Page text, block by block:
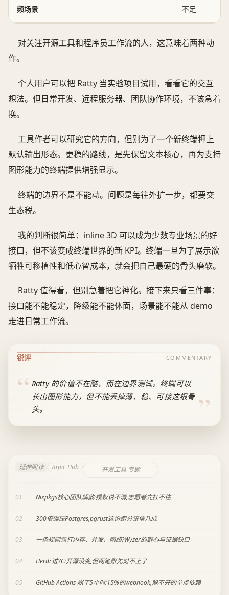
频场景
不足
对关注开源工具和程序员工作流的人，这意味着两种动
作。
个人用户可以把 Ratty 当实验项目试用，看看它的交互
想法。但日常开发、远程服务器、团队协作环境，不该急着
换。
工具作者可以研究它的方向，但别为了一个新终端押上
默认输出形态。更稳的路线，是先保留文本核心，再为支持
图形能力的终端提供增强显示。
终端的边界不是不能动。问题是每往外扩一步，都要交
生态税。
我的判断很简单：inline 3D 可以成为少数专业场景的好
接口，但不该变成终端世界的新 KPI。终端一旦为了展示欲
牺牲可移植性和低心智成本，就会把自己最硬的骨头磨软。
Ratty 值得看，但别急着把它神化。接下来只看三件事：
接口能不能稳定，降级能不能体面，场景能不能从 demo
走进日常工作流。
锐评 COMMENTARY
Ratty 的价值不在酷，而在边界测试。终端可以
长出图形能力，但不能丢掉薄、稳、可接这根骨
头。
延伸阅读 Topic Hub 开发工具 专题
01 Nixpkgs核心团队解散:授权说不清,志愿者先扛不住
02 300倍碾压Postgres,pgrust这份跑分该信几成
03 一条规则包打内存、并发、网络?Wyzer的野心与证据缺口
04 Herdr进YC:开源没变,但两笔账先对不上了
05 GitHub Actions 崩了5小时:15%的webhook,躲不开的单点依赖